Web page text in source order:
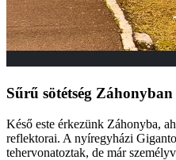
Sűrű sötétség Záhonyban
Késő este érkezünk Záhonyba,
reflektorai. A nyíregyházi
tehervonatoztak, de már